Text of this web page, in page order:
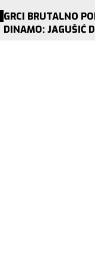
GRCI BRUTALNO
DINAMO: JAGUŠIĆ